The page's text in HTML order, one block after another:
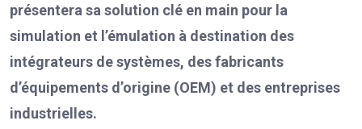
présentera sa solution clé en main pour la
simulation et l’émulation à destination des
intégrateurs de systèmes, des fabricants
d’équipements d’origine (OEM) et des entreprises
industrielles.